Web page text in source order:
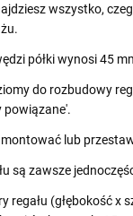
wszystko,
półki wynosi 45
do rozbudowy
powiązane'.
lub
są zawsze
regału (głębokość x